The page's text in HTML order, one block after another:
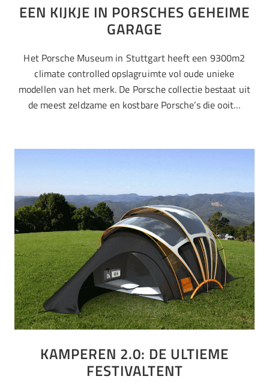
EEN KIJKJE IN PORSCHES GEHEIME
GARAGE
Het Porsche Museum in Stuttgart heeft een 9300m2
climate controlled opslagruimte vol oude unieke
modellen van het merk. De Porsche collectie bestaat uit
de meest zeldzame en kostbare Porsche’s die ooit…
KAMPEREN 2.0: DE ULTIEME
FESTIVALTENT